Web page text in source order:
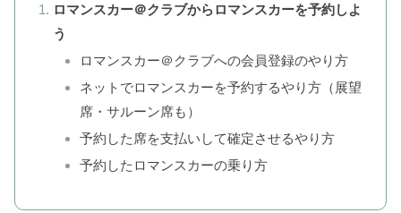
ロマンスカー＠クラブからロマンスカーを予約しよ
う
ロマンスカー＠クラブへの会員登録のやり方
ネットでロマンスカーを予約するやり方（展望
席・サルーン席も）
予約した席を支払いして確定させるやり方
予約したロマンスカーの乗り方